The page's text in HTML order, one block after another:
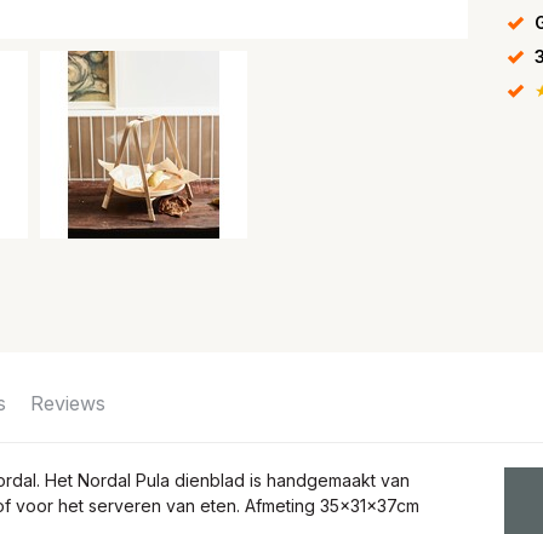
Reviews
Het Nordal Pula dienblad is handgemaakt van
voor het serveren van eten. Afmeting 35x31x37cm